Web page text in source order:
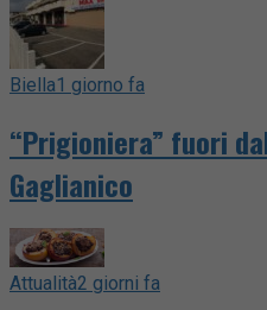
Biella1 giorno fa
“Prigioniera” fuori
Gaglianico
Attualità2 giorni fa